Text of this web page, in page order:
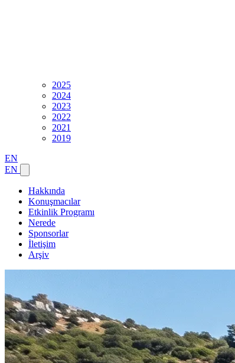
2025
2024
2023
2022
2021
2019
EN
EN
Hakkında
Konuşmacılar
Etkinlik Programı
Nerede
Sponsorlar
İletişim
Arşiv